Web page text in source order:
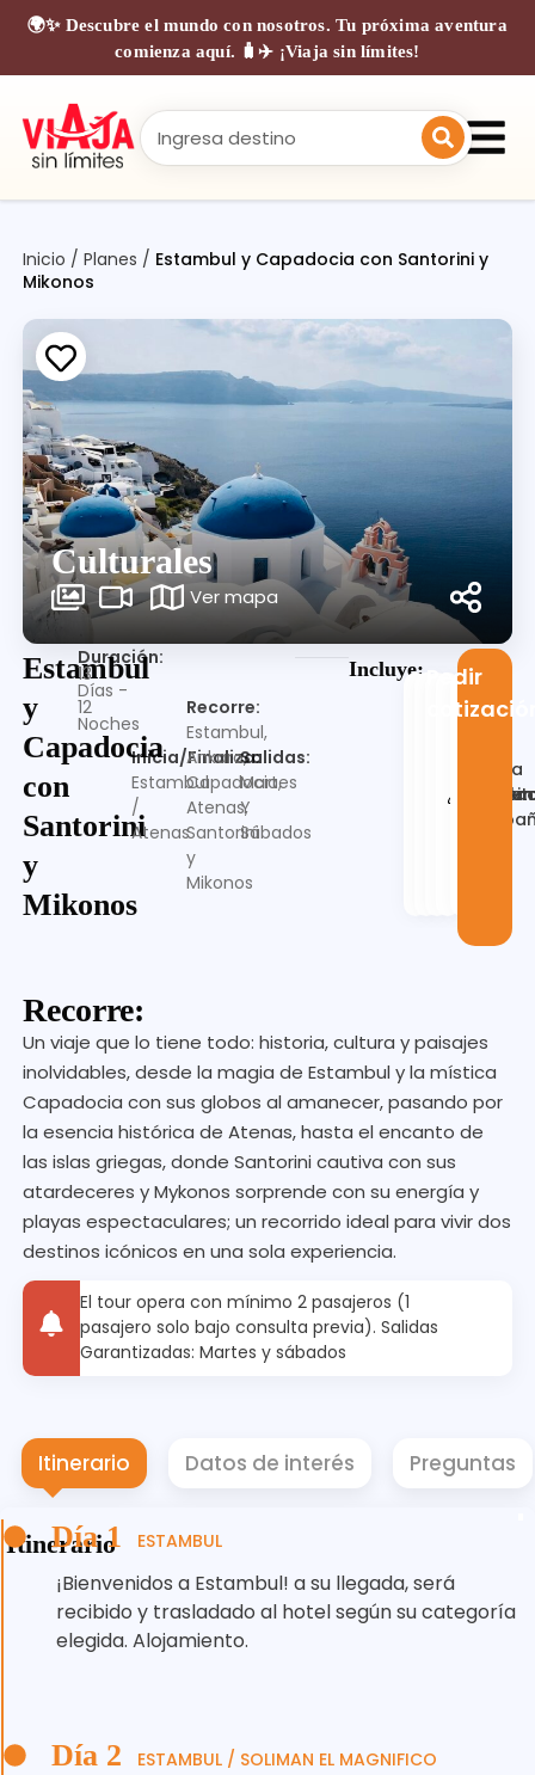
🌍✨ Descubre el mundo con nosotros. Tu próxima aventura
comienza aquí. 🧳✈️ ¡Viaja sin límites!
Inicio /Planes / Estambul y Capadocia con Santorini y
Mikonos
Culturales
Ver mapa
Estambul
y
Capadocia
con
Santorini
y
Mikonos
Duración:
13
Días -
12
Noches
Inicia/Finaliza:
Estambul
/
Atenas
Recorre:
Estambul,
Ankara,
Capadocia,
Atenas,
Santorini
y
Mikonos
Salidas:
Martes
Y
Sábados
Incluye:
Guia
Pedir
Recorre:
Un viaje que lo tiene todo: historia, cultura y paisajes
inolvidables, desde la magia de Estambul y la mística
Capadocia con sus globos al amanecer, pasando por
la esencia histórica de Atenas, hasta el encanto de
las islas griegas, donde Santorini cautiva con sus
atardeceres y Mykonos sorprende con su energía y
playas espectaculares; un recorrido ideal para vivir dos
destinos icónicos en una sola experiencia.
El tour opera con mínimo 2 pasajeros (1
pasajero solo bajo consulta previa). Salidas
Garantizadas: Martes y sábados
Itinerario Datos de interés Preguntas
Itinerario
Día 1 ESTAMBUL
¡Bienvenidos a Estambul! a su llegada, será
recibido y trasladado al hotel según su categoría
elegida. Alojamiento.
Día 2 ESTAMBUL / SOLIMAN EL MAGNIFICO